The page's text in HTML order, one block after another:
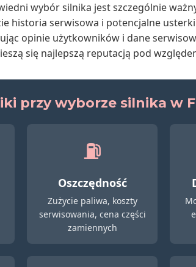
wybór silnika jest szczególnie
historia serwisowa i potencjalne usterki
opinie użytkowników i dane
się najlepszą reputacją pod
przy wyborze silnika w
⛽
Oszczędność
Zużycie paliwa, koszty
serwisowania, cena części
zamiennych